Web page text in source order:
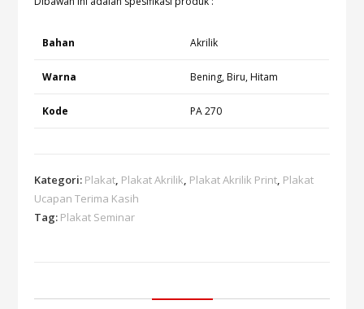
Bahan Akrilik
Warna Bening, Biru, Hitam
Kode PA 270
Kategori: Plakat, Plakat Akrilik, Plakat Akrilik Print, Plakat
Ucapan Terima Kasih
Tag: Plakat Seminar